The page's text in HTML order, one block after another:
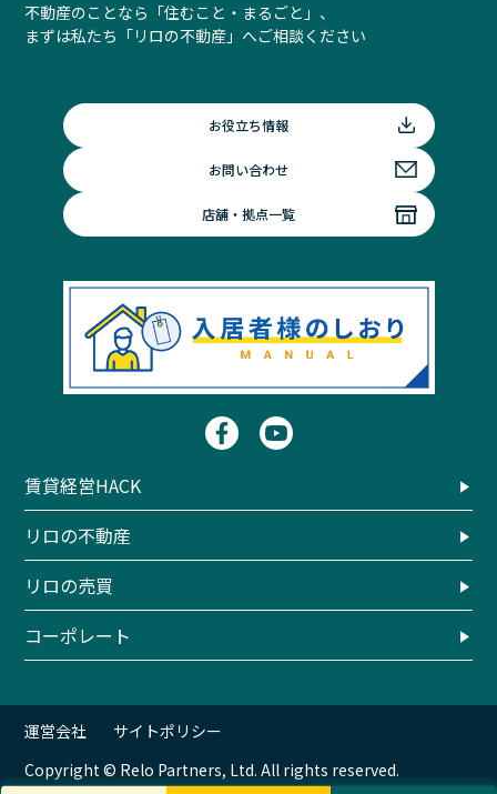
不動産のことなら「住むこと・まるごと」、
まずは私たち「リロの不動産」へご相談ください
お役立ち情報
お問い合わせ
店舗・拠点一覧
コーポレート
リロの不動産
賃貸経営HACK
リロの売買
Copyright © Relo Partners, Ltd. All rights reserved.
運営会社 サイトポリシー